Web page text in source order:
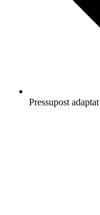
Pressupost